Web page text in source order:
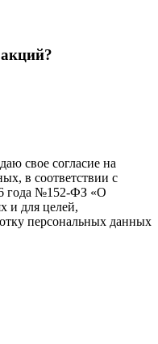
свое согласие на
в соответствии с
года №152-ФЗ «О
и для целей,
персональных данных